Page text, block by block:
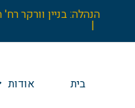
|
בית אודות